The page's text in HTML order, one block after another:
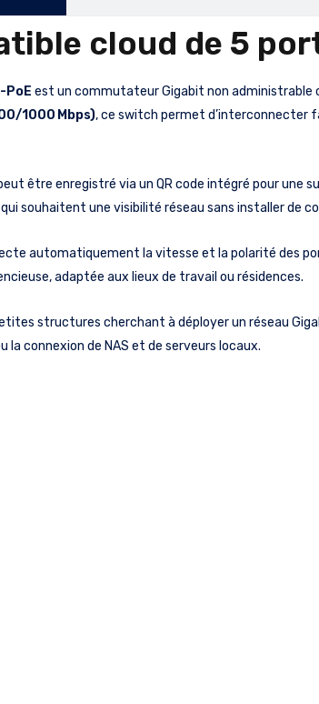
cloud de 5
PoE est un commutateur Gigabit non administrable
1000 Mbps), ce switch permet d’interconnecter
être enregistré via un QR code intégré pour
souhaitent une visibilité réseau sans installer de
automatiquement la vitesse et la polarité des
adaptée aux lieux de travail ou résidences.
structures cherchant à déployer un réseau
la connexion de NAS et de serveurs locaux.